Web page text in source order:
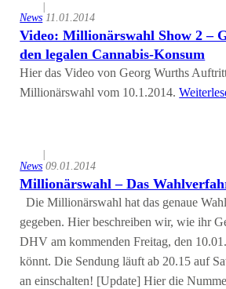
News
|
11.01.2014
Video: Millionärswahl Show 2 –
den legalen Cannabis-Konsum
Hier das Video von Georg Wurths
Millionärswahl vom 10.1.2014.
News
|
09.01.2014
Millionärswahl – Das
Die Millionärswahl hat das genaue
gegeben. Hier beschreiben wir, wie ihr
DHV am kommenden Freitag, den
könnt. Die Sendung läuft ab 20.15 auf
an einschalten! [Update] Hier die